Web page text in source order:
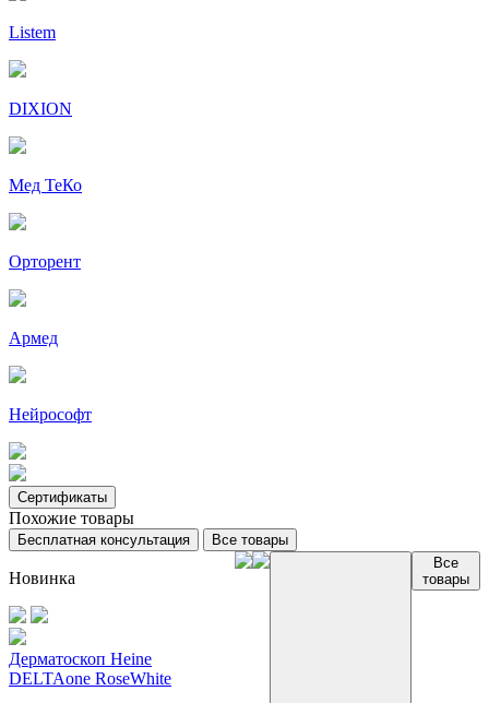
Listem
DIXION
Мед ТеКо
Орторент
Армед
Нейрософт
Сертификаты
Похожие товары
Бесплатная консультация Все товары
Новинка
Дерматоскоп Heine
DELTAone RoseWhite
Все
товары